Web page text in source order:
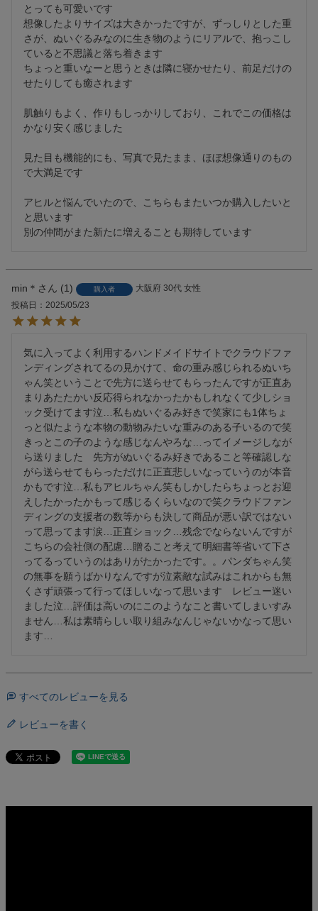
とっても可愛いです
想像したよりサイズは大きかったですが、ずっしりとした重
さが、ぬいぐるみなのに生き物のようにリアルで、抱っこし
ていると不思議と落ち着きます
ちょっと重いなーと思うときは隣に寝かせたり、前足だけの
せたりしても癒されます
肌触りもよく、作りもしっかりしており、これでこの価格は
かなり安く感じました
見た目も機能的にも、写真で見たまま、ほぼ想像通りのもの
で大満足です
アヒルと悩んでいたので、こちらもまたいつか購入したいと
と思います
別の仲間がまた新たに増えることも期待しています
min＊ 1 購入者 大阪府 30代 女性
投稿日
2025/05/23
気に入ってよく利用するハンドメイドサイトでクラウドファ
ンディングされてるの見かけて、命の重み感じられるぬいち
ゃん笑ということで先方に送らせてもらったんですが正直あ
まりあたたかい反応得られなかったかもしれなくて少しショ
ック受けてます泣…私もぬいぐるみ好きで笑家にも1体ちょ
っと似たような本物の動物みたいな重みのある子いるので笑
きっとこの子のような感じなんやろな…ってイメージしなが
ら送りました　先方がぬいぐるみ好きであること等確認しな
がら送らせてもらっただけに正直悲しいなっていうのが本音
かもです泣…私もアヒルちゃん笑もしかしたらちょっとお迎
えしたかったかもって感じるくらいなので笑クラウドファン
ディングの支援者の数等からも決して商品が悪い訳ではない
って思ってます涙…正直ショック…残念でならないんですが
こちらの会社側の配慮…贈ること考えて明細書等省いて下さ
ってるっていうのはありがたかったです。。パンダちゃん笑
の無事を願うばかりなんですが泣素敵な試みはこれからも無
くさず頑張って行ってほしいなって思います　レビュー迷い
ました泣…評価は高いのにこのようなこと書いてしまいすみ
ません…私は素晴らしい取り組みなんじゃないかなって思い
ます…
すべてのレビューを見る
レビューを書く